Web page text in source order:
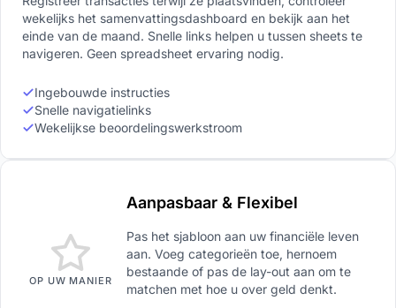
wekelijks het samenvattingsdashboard en bekijk aan het
einde van de maand. Snelle links helpen u tussen sheets te
navigeren. Geen spreadsheet ervaring nodig.
Ingebouwde instructies
Snelle navigatielinks
Wekelijkse beoordelingswerkstroom
OP UW MANIER
Aanpasbaar & Flexibel
Pas het sjabloon aan uw financiële leven
aan. Voeg categorieën toe, hernoem
bestaande of pas de lay-out aan om te
matchen met hoe u over geld denkt.